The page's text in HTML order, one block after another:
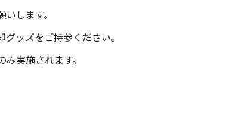
します。
ッズをご持参ください。
実施されます。